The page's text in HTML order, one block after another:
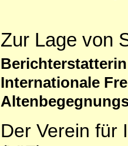
Zur Lage von
Internationale
Der Verein für